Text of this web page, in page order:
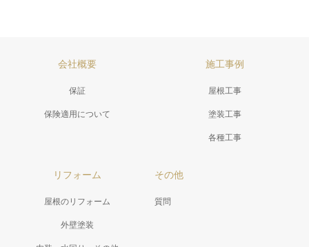
会社概要
保証
保険適用について
施工事例
屋根工事
塗装工事
各種工事
リフォーム
屋根のリフォーム
外壁塗装
その他
質問